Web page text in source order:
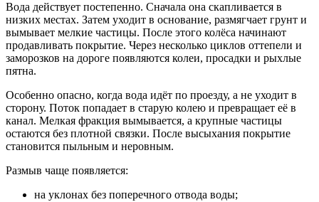
Вода действует постепенно. Сначала она скапливается в
низких местах. Затем уходит в основание, размягчает грунт и
вымывает мелкие частицы. После этого колёса начинают
продавливать покрытие. Через несколько циклов оттепели и
заморозков на дороге появляются колеи, просадки и рыхлые
пятна.
Особенно опасно, когда вода идёт по проезду, а не уходит в
сторону. Поток попадает в старую колею и превращает её в
канал. Мелкая фракция вымывается, а крупные частицы
остаются без плотной связки. После высыхания покрытие
становится пыльным и неровным.
Размыв чаще появляется:
на уклонах без поперечного отвода воды;